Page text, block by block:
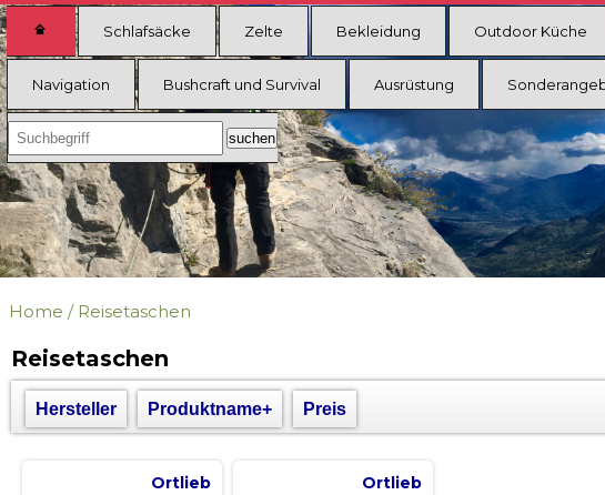
Schlafsäcke Zelte Bekleidung Outdoor Küche
Navigation Bushcraft und Survival Ausrüstung
Home / Reisetaschen
Reisetaschen
Hersteller Produktname+ Preis
Ortlieb Ortlieb